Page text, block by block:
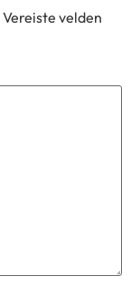
Vereiste velden